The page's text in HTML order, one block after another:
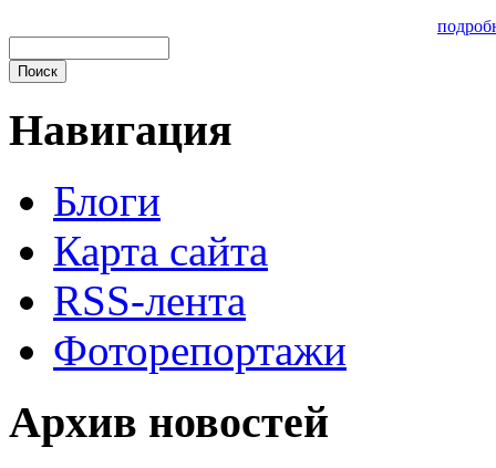
Навигация
Блоги
Карта сайта
RSS-лента
Фоторепортажи
Архив новостей